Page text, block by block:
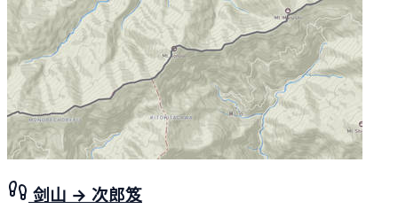
剑山 → 次郎笈